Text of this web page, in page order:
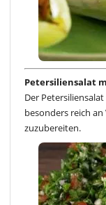
Petersiliensalat
Der
besonders reich
zuzubereiten.